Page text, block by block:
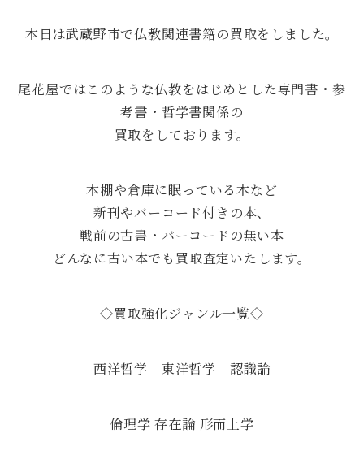
本日は武蔵野市で仏教関連書籍の買取をしました。
尾花屋ではこのような仏教をはじめとした専門書・参
考書・哲学書関係の
買取をしております。
本棚や倉庫に眠っている本など
新刊やバーコード付きの本、
戦前の古書・バーコードの無い本
どんなに古い本でも買取査定いたします。
◇買取強化ジャンル一覧◇
西洋哲学 東洋哲学 認識論
倫理学 存在論 形而上学